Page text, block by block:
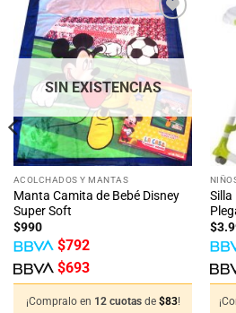
Añadir
a la
lista
de
deseos
SIN EXISTENCIAS
ACOLCHADOS Y MANTAS
Manta Camita de Bebé Disney
Super Soft
$990
$792
$693
¡Compralo en 12 cuotas de $83!
Silla
$